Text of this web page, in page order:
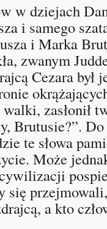
w dziejach
i samego
i Marka
zwanym
Cezara
zasłonił
Brutusie?”.
te słowa
Może
się
a kto